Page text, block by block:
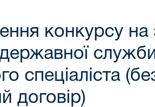
конкурсу на
спеціаліста
договір)